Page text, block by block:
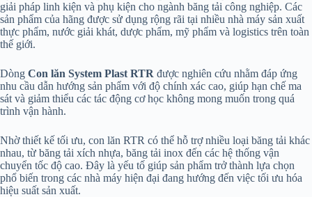
giải pháp linh kiện và phụ kiện cho ngành băng tải công nghiệp. Các
sản phẩm của hãng được sử dụng rộng rãi tại nhiều nhà máy sản xuất
thực phẩm, nước giải khát, dược phẩm, mỹ phẩm và logistics trên toàn
thế giới.
Dòng Con lăn System Plast RTR được nghiên cứu nhằm đáp ứng
nhu cầu dẫn hướng sản phẩm với độ chính xác cao, giúp hạn chế ma
sát và giảm thiểu các tác động cơ học không mong muốn trong quá
trình vận hành.
Nhờ thiết kế tối ưu, con lăn RTR có thể hỗ trợ nhiều loại băng tải khác
nhau, từ băng tải xích nhựa, băng tải inox đến các hệ thống vận
chuyển tốc độ cao. Đây là yếu tố giúp sản phẩm trở thành lựa chọn
phổ biến trong các nhà máy hiện đại đang hướng đến việc tối ưu hóa
hiệu suất sản xuất.